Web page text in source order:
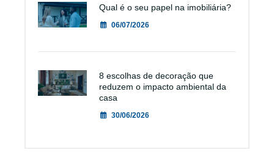
Qual é o seu papel na imobiliária?
06/07/2026
8 escolhas de decoração que
reduzem o impacto ambiental da
casa
30/06/2026